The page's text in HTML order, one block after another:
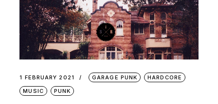
1 FEBRUARY 2021 GARAGE PUNK
HARDCORE
MUSIC
PUNK